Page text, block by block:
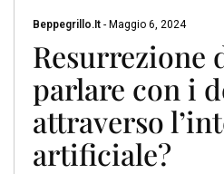
Beppegrillo.it - Maggio 6, 2024
Resurrezione
parlare con i
attraverso
artificiale?